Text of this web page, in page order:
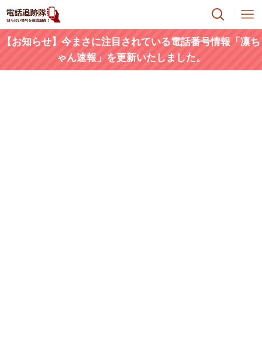
【お知らせ】今まさに注目されている電話番号情報「凛ち
ゃん速報」を更新いたしました。